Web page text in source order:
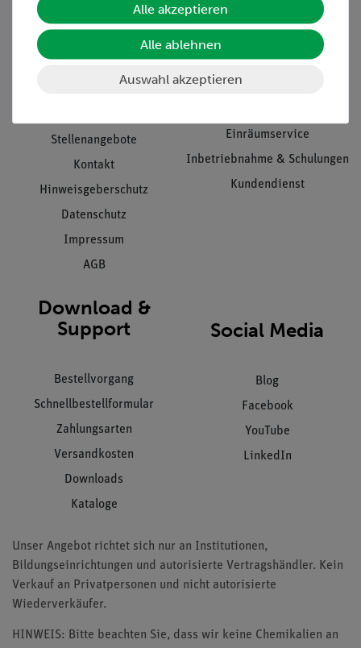
Informationen
Stellenangebote
Kontakt
Hinweisgeberschutz
Datenschutz
Impressum
AGB
Einräumservice
Inbetriebnahme & Schulungen
Kundendienst
Download &
Support
Bestellvorgang
Schnellbestellformular
Zahlungsarten
Versandkosten
Downloads
Kataloge
Social Media
Blog
Facebook
YouTube
LinkedIn
Unser Angebot richtet sich nur an Institutionen,
Bildungseinrichtungen und autorisierte Vertragshändler. Kein
Verkauf an Privatpersonen und nicht autorisierte
Wiederverkäufer.
HINWEIS: Bitte beachten Sie, dass wir keine Chemikalien an
Alle akzeptieren
Alle ablehnen
Auswahl akzeptieren